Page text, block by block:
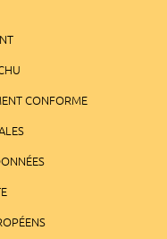
CONFORME